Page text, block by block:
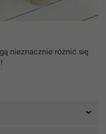
nieznacznie różnić się